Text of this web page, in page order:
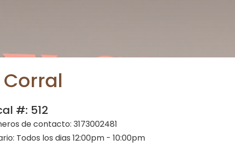
Corral
#: 512
de contacto: 3173002481
Todos los dias 12:00pm - 10:00pm